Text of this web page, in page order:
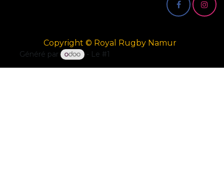
Copyright © Royal Rugby Namur
Généré par - Le #1